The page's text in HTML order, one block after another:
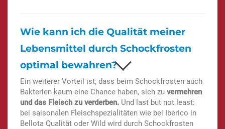
Wie kann ich die Qualität meiner
Lebensmittel durch Schockfrosten
optimal bewahren?
Ein weiterer Vorteil ist, dass beim Schockfrosten auch
Bakterien kaum eine Chance haben, sich zu vermehren
und das Fleisch zu verderben. Und last but not least:
bei saisonalen Fleischspezialitäten wie bei Iberico in
Bellota Qualität oder Wild wird durch Schockfrosten